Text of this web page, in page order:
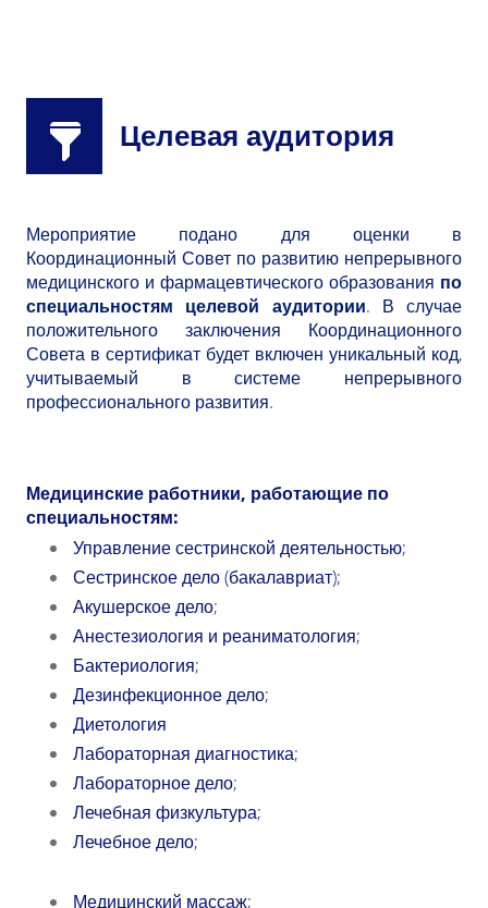
Целевая аудитория
Мероприятие подано для оценки в
Координационный Совет по развитию непрерывного
медицинского и фармацевтического образования по
специальностям целевой аудитории. В случае
положительного заключения Координационного
Совета в сертификат будет включен уникальный код,
учитываемый в системе непрерывного
профессионального развития.
Медицинские работники, работающие по
специальностям:
Управление сестринской деятельностью;
Сестринское дело (бакалавриат);
Акушерское дело;
Анестезиология и реаниматология;
Бактериология;
Дезинфекционное дело;
Диетология
Лабораторная диагностика;
Лабораторное дело;
Лечебная физкультура;
Лечебное дело;
Медицинский массаж;